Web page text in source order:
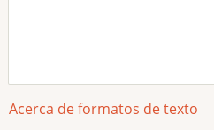
Acerca de formatos de texto